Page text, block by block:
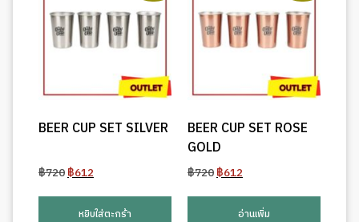
BEER CUP SET SILVER
฿720Original
฿612
is:
หยิบใส่ตะกร้า
BEER CUP SET ROSE
GOLD
฿720Original
฿612
is:
อ่านเพิ่ม